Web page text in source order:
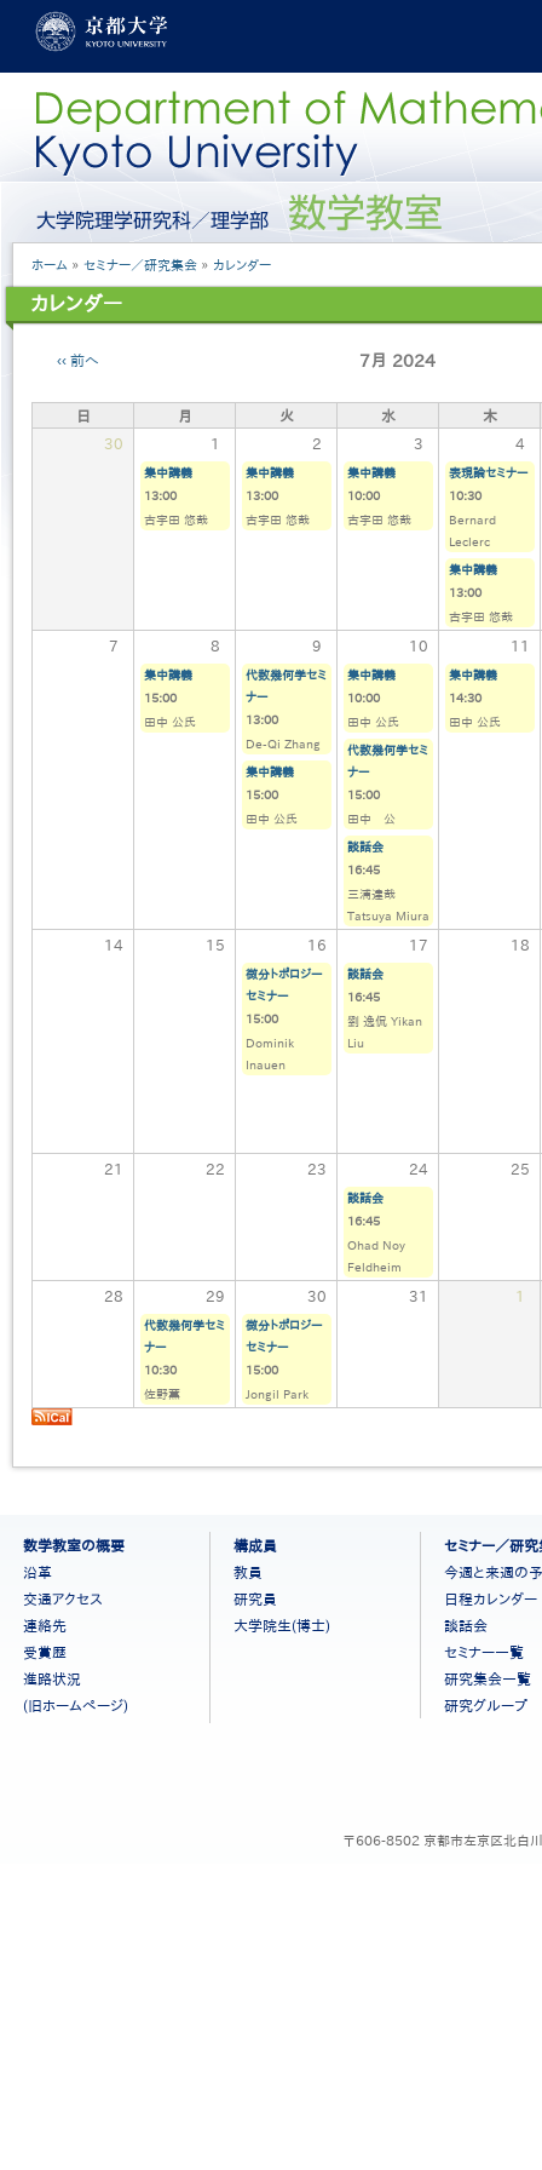
コ
に
ー
ル
ニ
［日
パ
ン
く
ず
ホーム セミナー／研究集会 カレンダー
カレンダー
前へ 7月 2024
日 月 火 水
木
30
1 2 3 4
集中講義
13:00
古宇田 悠哉
集中講義
13:00
古宇田 悠哉
集中講義
10:00
古宇田 悠哉
表現論セミナー
10:30
Bernard
Leclerc
集中講義
13:00
古宇田 悠哉
7 8 9 10 11
集中講義
15:00
田中 公氏
代数幾何学セミ
ナー
13:00
De-Qi Zhang
集中講義
15:00
田中 公氏
集中講義
10:00
田中 公氏
代数幾何学セミ
ナー
15:00
田中 公
談話会
16:45
三浦達哉
Tatsuya Miura
集中講義
14:30
田中 公氏
14 15 16 17 18
微分トポロジー
セミナー
15:00
Dominik
Inauen
談話会
16:45
劉 逸侃 Yikan
Liu
21 22 23 24 25
談話会
16:45
Ohad Noy
Feldheim
28 29 30 31 1
代数幾何学セミ
ナー
10:30
佐野薫
微分トポロジー
セミナー
15:00
Jongil Park
［日
数学教室の概要
沿革
交通アクセス
連絡先
受賞歴
進路状況
(旧ホームページ)
構成員
教員
研究員
大学院生(博士)
セミナー／研
今週と来週の
日程カレンダー
談話会
セミナー一覧
研究集会一覧
研究グループ
〒606-8502 京都市左京区北白